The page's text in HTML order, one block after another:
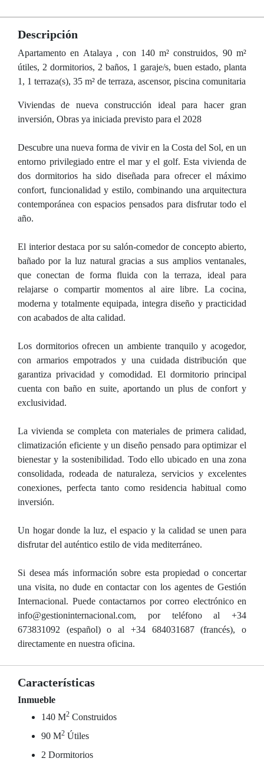
Descripción
Apartamento en Atalaya , con 140 m² construidos, 90 m²
útiles, 2 dormitorios, 2 baños, 1 garaje/s, buen estado, planta
1, 1 terraza(s), 35 m² de terraza, ascensor, piscina comunitaria
Viviendas de nueva construcción ideal para hacer gran
inversión, Obras ya iniciada previsto para el 2028
Descubre una nueva forma de vivir en la Costa del Sol, en un
entorno privilegiado entre el mar y el golf. Esta vivienda de
dos dormitorios ha sido diseñada para ofrecer el máximo
confort, funcionalidad y estilo, combinando una arquitectura
contemporánea con espacios pensados para disfrutar todo el
año.
El interior destaca por su salón-comedor de concepto abierto,
bañado por la luz natural gracias a sus amplios ventanales,
que conectan de forma fluida con la terraza, ideal para
relajarse o compartir momentos al aire libre. La cocina,
moderna y totalmente equipada, integra diseño y practicidad
con acabados de alta calidad.
Los dormitorios ofrecen un ambiente tranquilo y acogedor,
con armarios empotrados y una cuidada distribución que
garantiza privacidad y comodidad. El dormitorio principal
cuenta con baño en suite, aportando un plus de confort y
exclusividad.
La vivienda se completa con materiales de primera calidad,
climatización eficiente y un diseño pensado para optimizar el
bienestar y la sostenibilidad. Todo ello ubicado en una zona
consolidada, rodeada de naturaleza, servicios y excelentes
conexiones, perfecta tanto como residencia habitual como
inversión.
Un hogar donde la luz, el espacio y la calidad se unen para
disfrutar del auténtico estilo de vida mediterráneo.
Si desea más información sobre esta propiedad o concertar
una visita, no dude en contactar con los agentes de Gestión
Internacional. Puede contactarnos por correo electrónico en
info@gestioninternacional.com, por teléfono al +34
673831092 (español) o al +34 684031687 (francés), o
directamente en nuestra oficina.
Características
Inmueble
140 M2 Construidos
90 M2 Útiles
2 Dormitorios